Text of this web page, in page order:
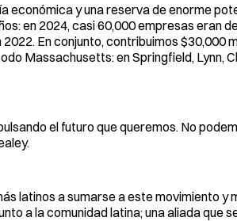
económica y una reserva de enorme
en 2024, casi 60,000 empresas eran
En conjunto, contribuimos $30,000
Massachusetts: en Springfield, Lynn,
el futuro que queremos. No
latinos a sumarse a este movimiento y
a la comunidad latina; una aliada que